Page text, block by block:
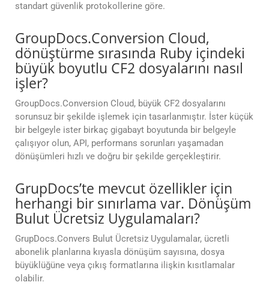
standart güvenlik protokollerine göre.
GroupDocs.Conversion Cloud,
dönüştürme sırasında Ruby içindeki
büyük boyutlu CF2 dosyalarını nasıl
işler?
GroupDocs.Conversion Cloud, büyük CF2 dosyalarını
sorunsuz bir şekilde işlemek için tasarlanmıştır. İster küçük
bir belgeyle ister birkaç gigabayt boyutunda bir belgeyle
çalışıyor olun, API, performans sorunları yaşamadan
dönüşümleri hızlı ve doğru bir şekilde gerçekleştirir.
GrupDocs’te mevcut özellikler için
herhangi bir sınırlama var. Dönüşüm
Bulut Ücretsiz Uygulamaları?
GrupDocs.Convers Bulut Ücretsiz Uygulamalar, ücretli
abonelik planlarına kıyasla dönüşüm sayısına, dosya
büyüklüğüne veya çıkış formatlarına ilişkin kısıtlamalar
olabilir.